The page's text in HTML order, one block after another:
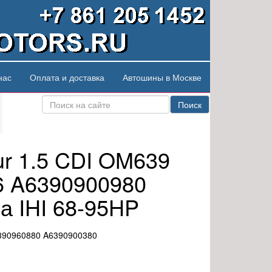
Оплата и доставка Автошины в Москве
Поиск
1.5 CDI OM639
A6390900980
IHI 68-95HP
A6390900380